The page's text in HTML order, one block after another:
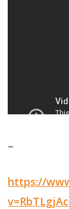
–
https://